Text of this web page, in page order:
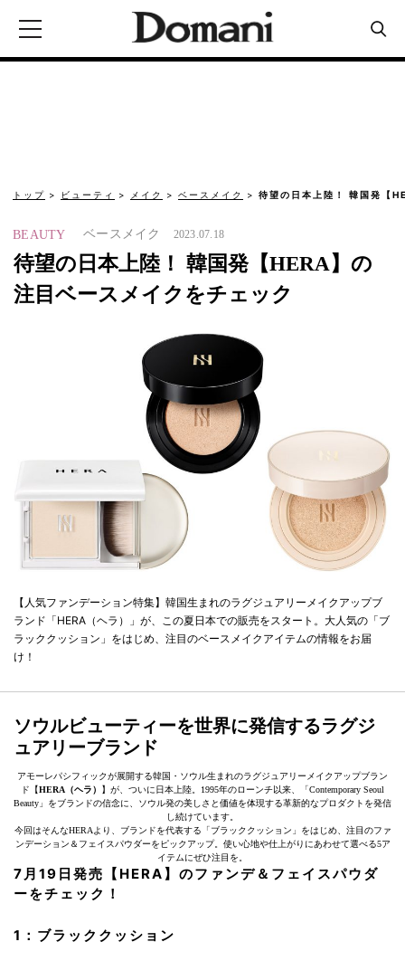
トップ ビューティ メイク ベースメイク 待望の日本上陸！ 韓国発【
BEAUTY ベースメイク 2023.07.18
待望の日本上陸！ 韓国発【HERA】の
注目ベースメイクをチェック
【人気ファンデーション特集】韓国生まれのラグジュアリーメイクアップブ
ランド「HERA（ヘラ）」が、この夏日本での販売をスタート。大人気の「ブ
ラッククッション」をはじめ、注目のベースメイクアイテムの情報をお届
け！
ソウルビューティーを世界に発信するラグジ
ュアリーブランド
アモーレパシフィックが展開する韓国・ソウル生まれのラグジュアリーメイクアップブラン
ド【HERA（ヘラ） 】が、ついに日本上陸。1995年のローンチ以来、「Contemporary Seoul
Beauty」をブランドの信念に、ソウル発の美しさと価値を体現する革新的なプロダクトを発信
し続けています。
今回はそんなHERAより、ブランドを代表する「ブラッククッション」をはじめ、注目のファ
ンデーション＆フェイスパウダーをピックアップ。使い心地や仕上がりにあわせて選べる5ア
イテムにぜひ注目を。
7月19日発売【HERA】のファンデ＆フェイスパウダ
ーをチェック！
1：ブラッククッション